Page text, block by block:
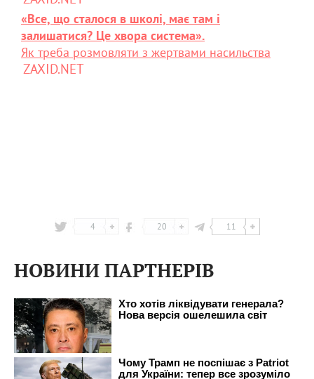
«Все, що сталося в школі, має там і
залишатися? Це хвора система».
Як треба розмовляти з жертвами насильства
ZAXID.NET
4 20 11
НОВИНИ ПАРТНЕРІВ